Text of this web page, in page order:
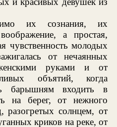
их сознания, их
а простая,
чувственность молодых
от нечаянных
руками и от
объятий, когда
барышням входить в
на берег, от нежного
разогретых солнцем, от
криков на реке, от